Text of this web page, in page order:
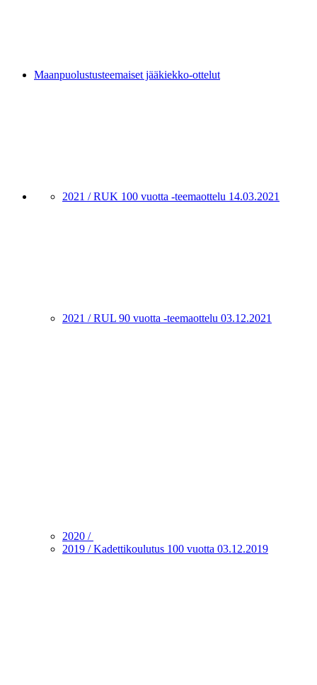
Maanpuolustusteemaiset jääkiekko-ottelut
2021 / RUK 100 vuotta -teemaottelu 14.03.2021
2021 / RUL 90 vuotta -teemaottelu 03.12.2021
2020 /
2019 / Kadettikoulutus 100 vuotta 03.12.2019